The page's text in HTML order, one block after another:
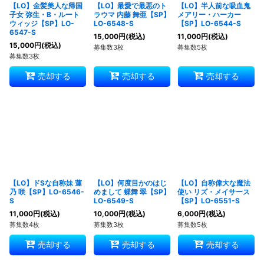
【LO】金髪美人な帰国
子女 弥生・B・ルート
ウィッジ【SP】LO-
6547-S
15,000円(税込)
募集数3枚
売却する
【LO】最愛で最悪のト
ラウマ 内藤 舞亜【SP】
LO-6548-S
15,000円(税込)
募集数3枚
売却する
【LO】半人前な吸血鬼
メアリー・ハーカー
【SP】LO-6544-S
11,000円(税込)
募集数5枚
売却する
【LO】ドSな自称妹 蓮
乃 咲【SP】LO-6546-
S
11,000円(税込)
募集数4枚
売却する
【LO】何度目かのはじ
めまして 蝶舞 翠【SP】
LO-6549-S
10,000円(税込)
募集数3枚
売却する
【LO】自称偉大な魔法
使い リズ・メイサース
【SP】LO-6551-S
6,000円(税込)
募集数5枚
売却する